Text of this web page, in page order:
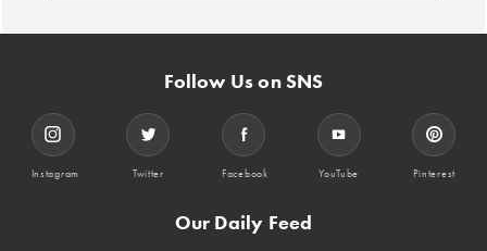
Follow Us on SNS
Instagram Twitter Facebook YouTube Pinterest
Our Daily Feed